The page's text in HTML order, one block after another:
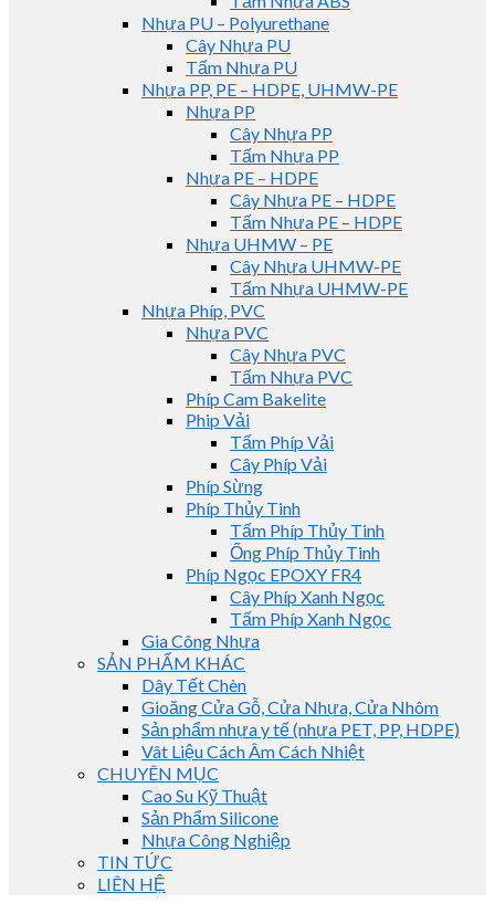
Nhựa PU – Polyurethane
Cây Nhựa PU
Tấm Nhựa PU
Nhựa PP, PE – HDPE, UHMW-PE
Nhựa PP
Cây Nhựa PP
Tấm Nhựa PP
Nhựa PE – HDPE
Cây Nhựa PE – HDPE
Tấm Nhựa PE – HDPE
Nhựa UHMW – PE
Cây Nhựa UHMW-PE
Tấm Nhựa UHMW-PE
Nhựa Phíp, PVC
Nhựa PVC
Cây Nhựa PVC
Tấm Nhựa PVC
Phíp Cam Bakelite
Phip Vải
Tấm Phíp Vải
Cây Phíp Vải
Phíp Sừng
Phíp Thủy Tinh
Tấm Phíp Thủy Tinh
Ống Phíp Thủy Tinh
Phíp Ngọc EPOXY FR4
Cây Phíp Xanh Ngọc
Tấm Phíp Xanh Ngọc
Gia Công Nhựa
SẢN PHẨM KHÁC
Dây Tết Chèn
Gioăng Cửa Gỗ, Cửa Nhựa, Cửa Nhôm
Sản phẩm nhựa y tế (nhựa PET, PP, HDPE)
Vât Liệu Cách Âm Cách Nhiệt
CHUYÊN MỤC
Cao Su Kỹ Thuật
Sản Phẩm Silicone
Nhựa Công Nghiệp
TIN TỨC
LIÊN HỆ